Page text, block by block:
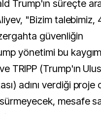
Trump'ın süreçte
"Bizim talebimiz,
güvenliğin
yönetimi bu
TRIPP (Trump'ın
adını verdiği proje
sürmeyecek, mesafe